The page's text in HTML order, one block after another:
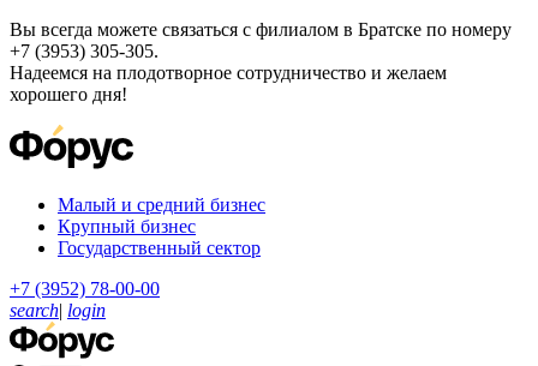
Вы всегда можете связаться с филиалом в Братске по номеру
+7 (3953) 305-305.
Надеемся на плодотворное сотрудничество и желаем
хорошего дня!
Малый и средний бизнес
Крупный бизнес
Государственный сектор
+7 (3952) 78-00-00
search| login